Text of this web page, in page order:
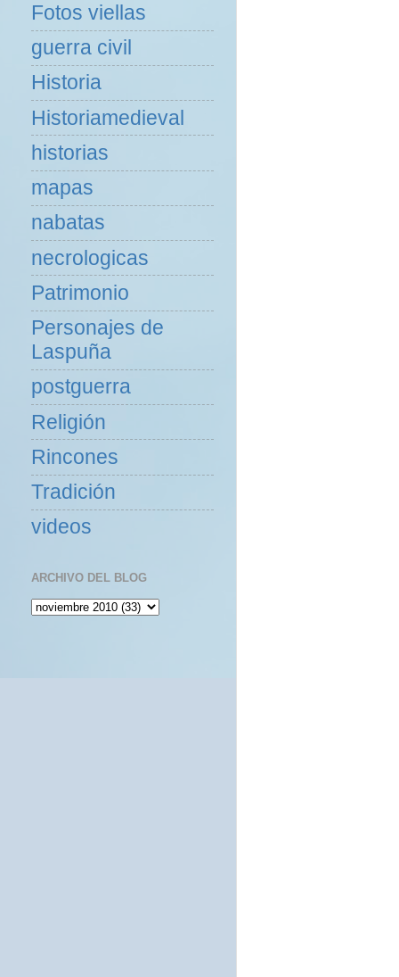
Fotos viellas
guerra civil
Historia
Historiamedieval
historias
mapas
nabatas
necrologicas
Patrimonio
Personajes de
Laspuña
postguerra
Religión
Rincones
Tradición
videos
ARCHIVO DEL BLOG